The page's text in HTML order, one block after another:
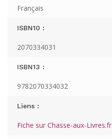
Français
ISBN10 :
2070334031
ISBN13 :
9782070334032
Liens :
Fiche sur Chasse-aux-Livres.fr